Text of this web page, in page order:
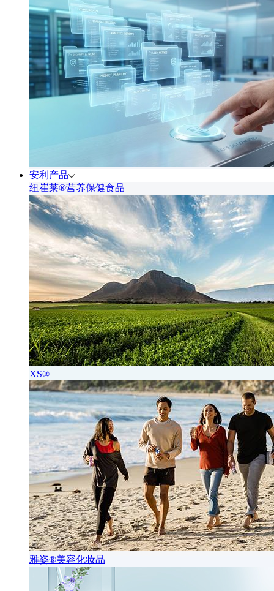
安利产品
纽崔莱®营养保健食品
XS®
雅姿®美容化妆品